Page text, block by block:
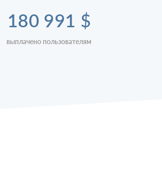
180 991 $
выплачено пользователям